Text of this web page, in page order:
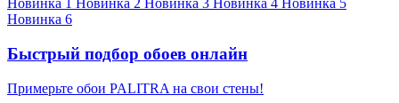
Новинка 1 Новинка 2 Новинка 3 Новинка 4 Новинка 5
Новинка 6
Быстрый подбор обоев онлайн
Примерьте обои PALITRA на свои стены!